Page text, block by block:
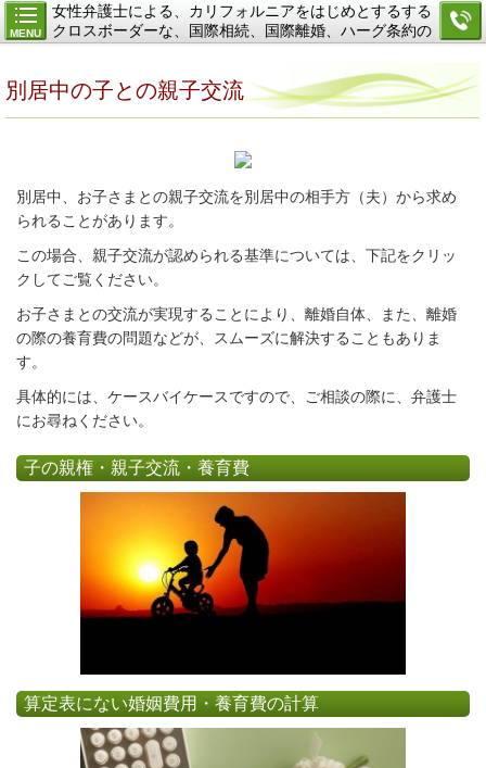
MENU
女性弁護士による、カリフォルニアをはじめとするする
クロスボーダーな、国際相続、国際離婚、ハーグ条約の
別居中の子との親子交流
別居中、お子さまとの親子交流を別居中の相手方（夫）から求め
られることがあります。
この場合、親子交流が認められる基準については、下記をクリッ
クしてご覧ください。
お子さまとの交流が実現することにより、離婚自体、また、離婚
の際の養育費の問題などが、スムーズに解決することもありま
す。
具体的には、ケースバイケースですので、ご相談の際に、弁護士
にお尋ねください。
子の親権・親子交流・養育費
算定表にない婚姻費用・養育費の計算